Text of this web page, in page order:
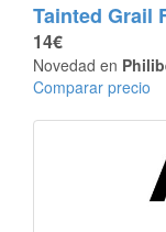
Tainted Grail
14€
Novedad en
Comparar precio